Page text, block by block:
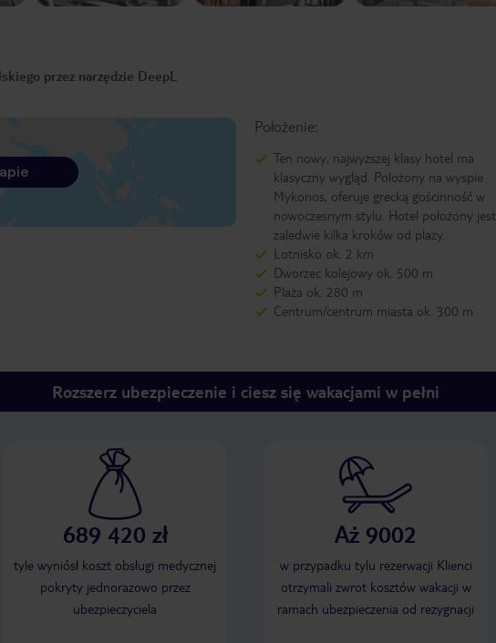
przez narzędzie DeepL
Położenie:
Ten nowy, najwyższej klasy hotel ma
klasyczny wygląd. Położony na wyspie
Mykonos, oferuje grecką gościnność w
nowoczesnym stylu. Hotel położony jest
zaledwie kilka kroków od plaży.
Lotnisko ok. 2 km
Dworzec kolejowy ok. 500 m
Plaża ok. 280 m
Centrum/centrum miasta ok. 300 m
Rozszerz ubezpieczenie i ciesz się wakacjami w pełni
689 420 zł
tyle wyniósł koszt obsługi medycznej
pokryty jednorazowo przez
ubezpieczyciela
Aż 9002
w przypadku tylu rezerwacji Klienci
otrzymali zwrot kosztów wakacji w
ramach ubezpieczenia od rezygnacji